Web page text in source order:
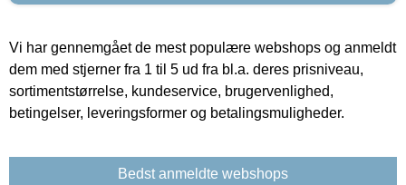
Vi har gennemgået de mest populære webshops og anmeldt
dem med stjerner fra 1 til 5 ud fra bl.a. deres prisniveau,
sortimentstørrelse, kundeservice, brugervenlighed,
betingelser, leveringsformer og betalingsmuligheder.
Bedst anmeldte webshops